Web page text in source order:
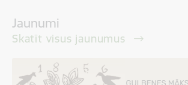
Jaunumi
Skatīt visus jaunumus